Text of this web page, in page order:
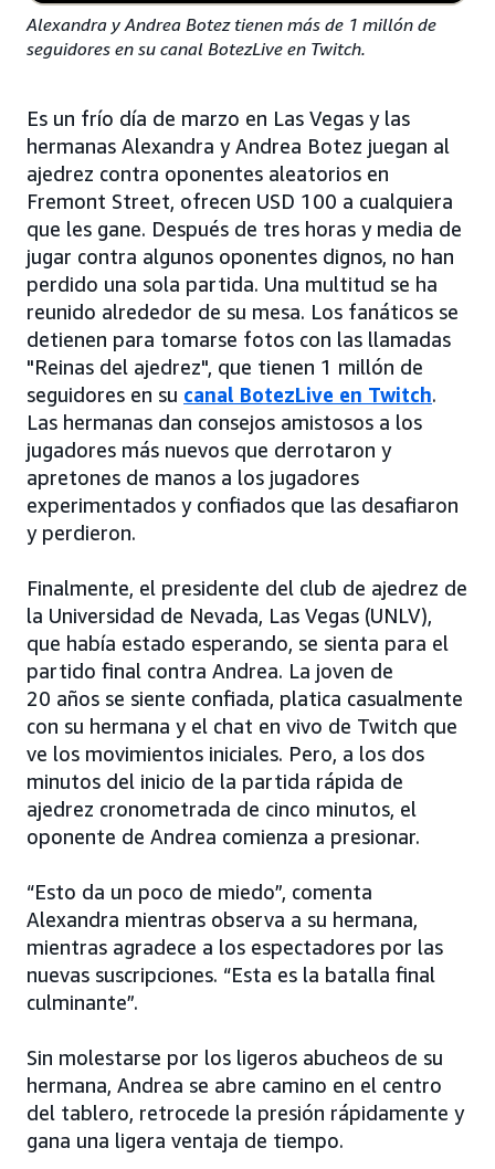
Alexandra y Andrea Botez tienen más de 1 millón de
seguidores en su canal BotezLive en Twitch.
Es un frío día de marzo en Las Vegas y las
hermanas Alexandra y Andrea Botez juegan al
ajedrez contra oponentes aleatorios en
Fremont Street, ofrecen USD 100 a cualquiera
que les gane. Después de tres horas y media de
jugar contra algunos oponentes dignos, no han
perdido una sola partida. Una multitud se ha
reunido alrededor de su mesa. Los fanáticos se
detienen para tomarse fotos con las llamadas
"Reinas del ajedrez", que tienen 1 millón de
seguidores en su canal BotezLive en Twitch.
Las hermanas dan consejos amistosos a los
jugadores más nuevos que derrotaron y
apretones de manos a los jugadores
experimentados y confiados que las desafiaron
y perdieron.
Finalmente, el presidente del club de ajedrez de
la Universidad de Nevada, Las Vegas (UNLV),
que había estado esperando, se sienta para el
partido final contra Andrea. La joven de
20 años se siente confiada, platica casualmente
con su hermana y el chat en vivo de Twitch que
ve los movimientos iniciales. Pero, a los dos
minutos del inicio de la partida rápida de
ajedrez cronometrada de cinco minutos, el
oponente de Andrea comienza a presionar.
“Esto da un poco de miedo”, comenta
Alexandra mientras observa a su hermana,
mientras agradece a los espectadores por las
nuevas suscripciones. “Esta es la batalla final
culminante”.
Sin molestarse por los ligeros abucheos de su
hermana, Andrea se abre camino en el centro
del tablero, retrocede la presión rápidamente y
gana una ligera ventaja de tiempo.